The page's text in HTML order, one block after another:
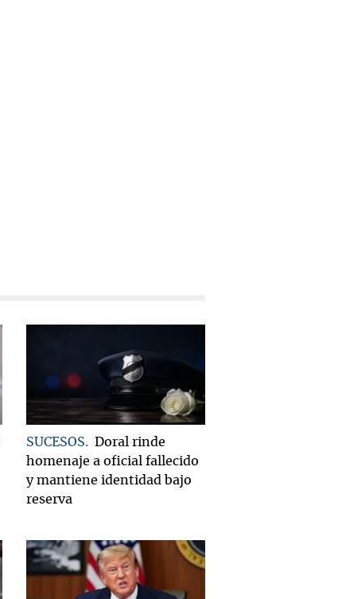
SUCESOS
Doral rinde
homenaje a oficial fallecido
y mantiene identidad bajo
reserva